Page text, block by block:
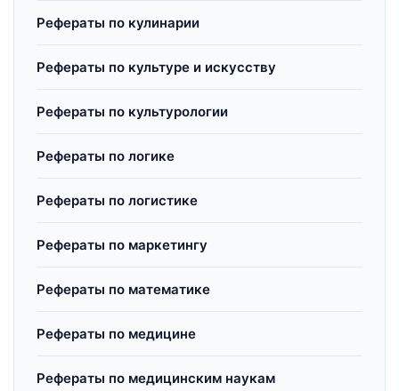
Рефераты по кулинарии
Рефераты по культуре и искусству
Рефераты по культурологии
Рефераты по логике
Рефераты по логистике
Рефераты по маркетингу
Рефераты по математике
Рефераты по медицине
Рефераты по медицинским наукам